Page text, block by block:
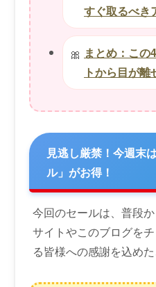
すぐ取るべき
まとめ：この
トから目が離
見逃し厳禁！今週末
ル」がお得！
今回のセールは、普段
サイトやこのブログを
る皆様への感謝を込め